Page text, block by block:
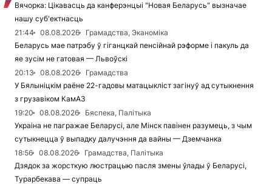
Вячорка: Цікавасць да канферэнцыі "Новая Беларусь" вызначае
нашу суб'ектнасць
21:44
08.08.2026
Грамадства, Эканоміка
Беларусь мае патрэбу ў гіганцкай пенсійнай рэформе і пакуль да
яе зусім не гатовая — Львоўскі
20:13
08.08.2026
Грамадства
У Бялыніцкім раёне 22-гадовы матацыкліст загінуў ад сутыкнення
з грузавіком КамАЗ
19:20
08.08.2026
Бяспека, Палітыка
Украіна не пагражае Беларусі, але Мінск павінен разумець, з чым
сутыкнецца ў выпадку далучэння да вайны — Дземчанка
18:56
08.08.2026
Грамадства, Палітыка
Дзядок за жорсткую люстрацыю пасля змены ўлады ў Беларусі,
Турарбекава — супраць